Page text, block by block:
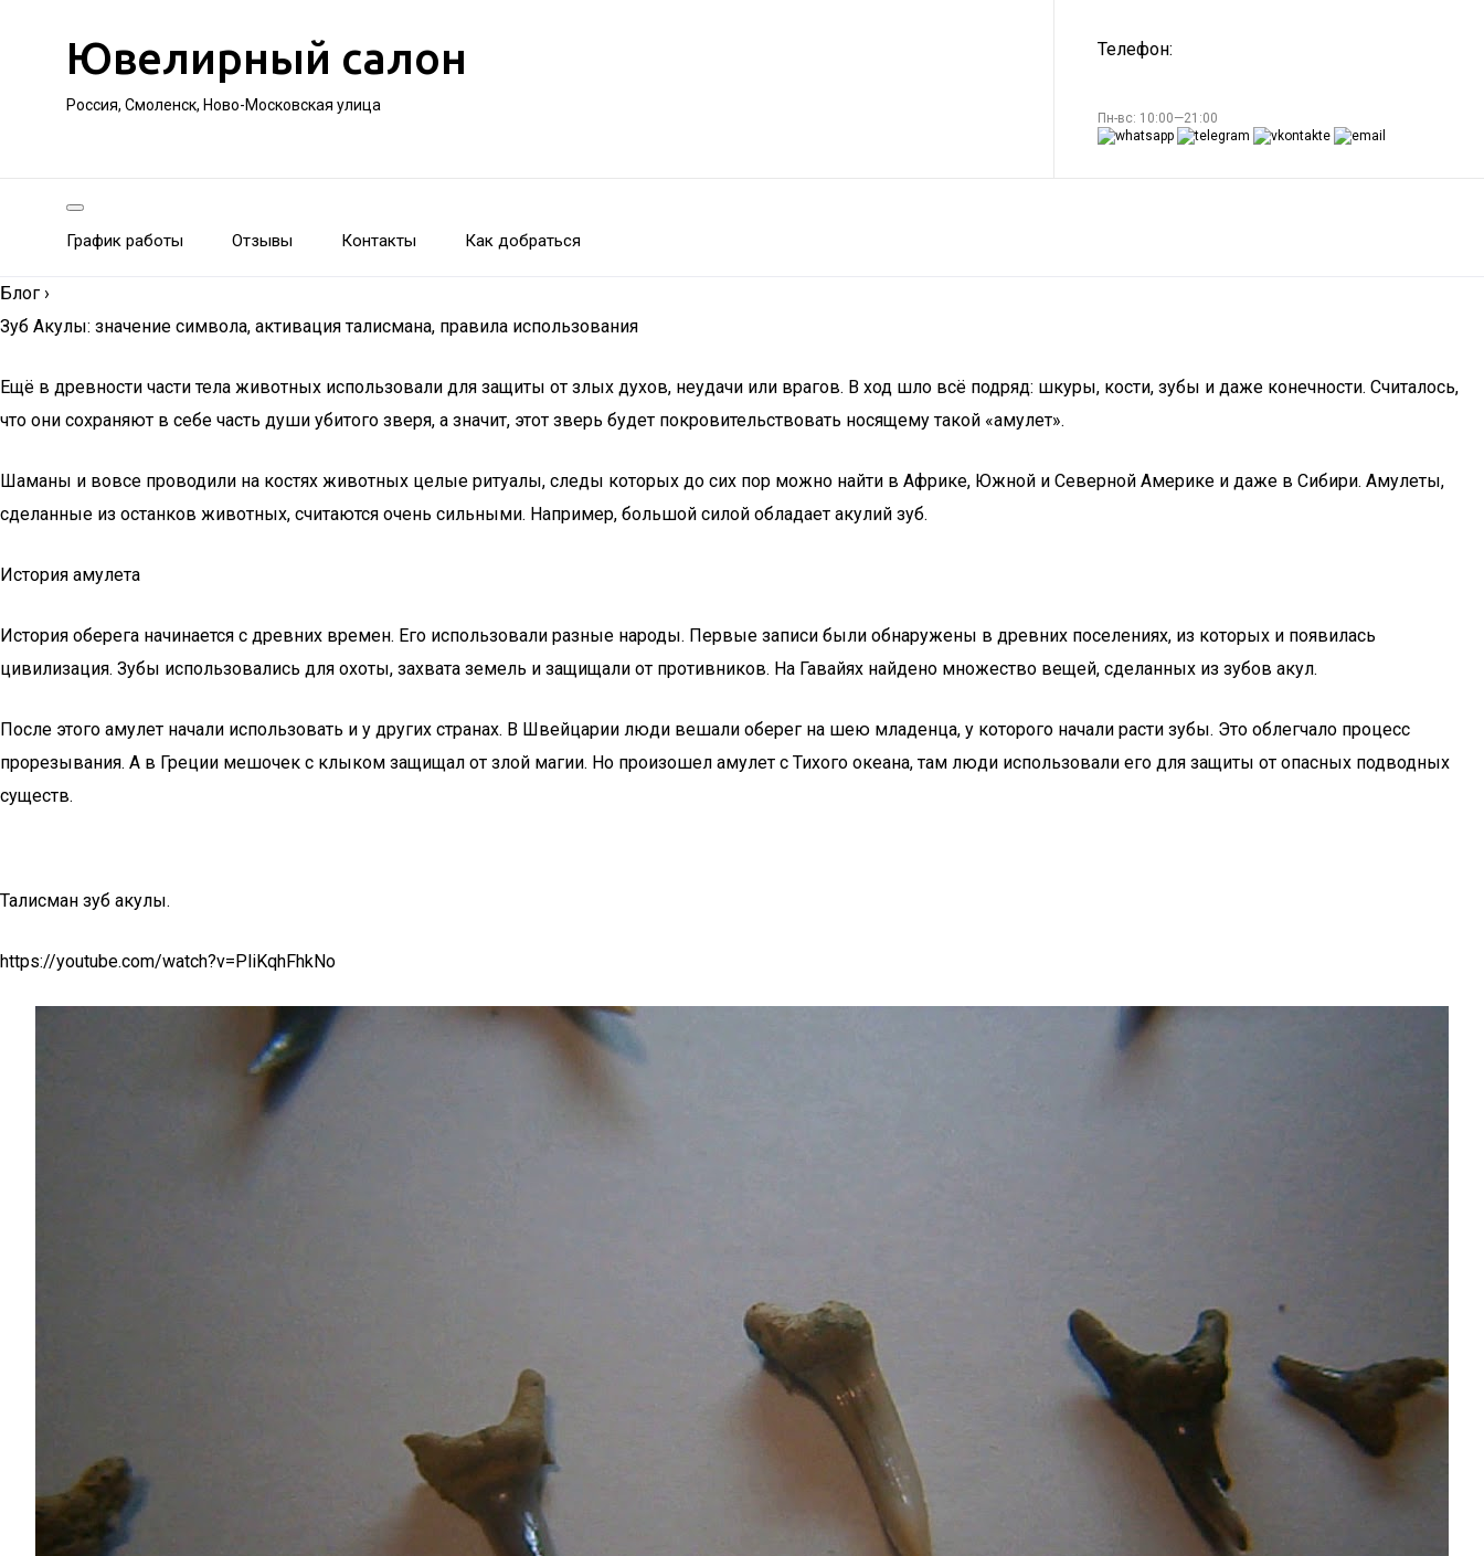
Ювелирный салон
Россия, Смоленск, Ново-Московская улица
Телефон:
Пн-вс: 10:00—21:00
График работы Отзывы Контакты Как добраться
Блог ›
Зуб Акулы: значение символа, активация талисмана, правила использования
Ещё в древности части тела животных использовали для защиты от злых духов, неудачи или врагов. В ход шло всё подряд: шкуры, кости, зубы и даже конечности. Считалось,
что они сохраняют в себе часть души убитого зверя, а значит, этот зверь будет покровительствовать носящему такой «амулет».
Шаманы и вовсе проводили на костях животных целые ритуалы, следы которых до сих пор можно найти в Африке, Южной и Северной Америке и даже в Сибири. Амулеты,
сделанные из останков животных, считаются очень сильными. Например, большой силой обладает акулий зуб.
История амулета
История оберега начинается с древних времен. Его использовали разные народы. Первые записи были обнаружены в древних поселениях, из которых и появилась
цивилизация. Зубы использовались для охоты, захвата земель и защищали от противников. На Гавайях найдено множество вещей, сделанных из зубов акул.
После этого амулет начали использовать и у других странах. В Швейцарии люди вешали оберег на шею младенца, у которого начали расти зубы. Это облегчало процесс
прорезывания. А в Греции мешочек с клыком защищал от злой магии. Но произошел амулет с Тихого океана, там люди использовали его для защиты от опасных подводных
существ.
Талисман зуб акулы.
https://youtube.com/watch?v=PliKqhFhkNo